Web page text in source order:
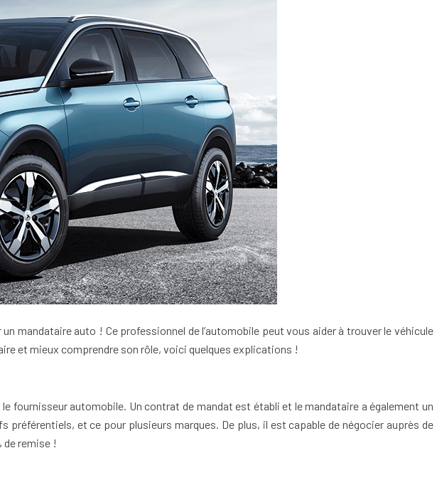
mandataire auto ! Ce professionnel de l’automobile peut vous aider à trouver le véhicule
et mieux comprendre son rôle, voici quelques explications !
fournisseur automobile. Un contrat de mandat est établi et le mandataire a également un
et ce pour plusieurs marques. De plus, il est capable de négocier auprès de
de remise !